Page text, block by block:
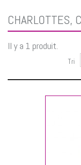
CHARLOTTES,
Il y a 1 produit.
Tri